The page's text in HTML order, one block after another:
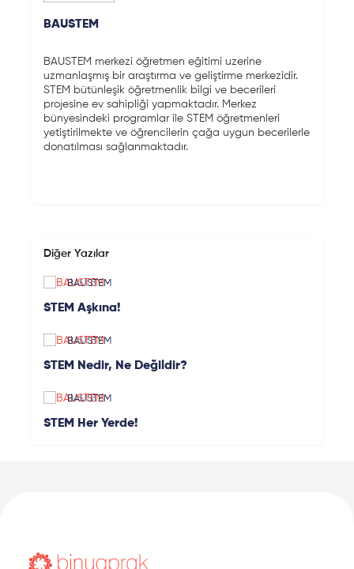
BAUSTEM
BAUSTEM merkezi öğretmen eğitimi uzerine
uzmanlaşmış bir araştırma ve geliştirme merkezidir.
STEM bütünleşik öğretmenlik bilgi ve becerileri
projesine ev sahipliği yapmaktadır. Merkez
bünyesindeki programlar ile STEM öğretmenleri
yetiştirilmekte ve öğrencilerin çağa uygun becerilerle
donatılması sağlanmaktadır.
Diğer Yazılar
BAUSTEM
STEM Aşkına!
BAUSTEM
STEM Nedir, Ne Değildir?
BAUSTEM
STEM Her Yerde!